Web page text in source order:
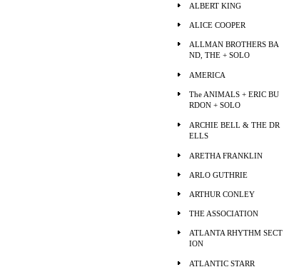
ALBERT KING
ALICE COOPER
ALLMAN BROTHERS BA
ND, THE + SOLO
AMERICA
The ANIMALS + ERIC BU
RDON + SOLO
ARCHIE BELL & THE DR
ELLS
ARETHA FRANKLIN
ARLO GUTHRIE
ARTHUR CONLEY
THE ASSOCIATION
ATLANTA RHYTHM SECT
ION
ATLANTIC STARR